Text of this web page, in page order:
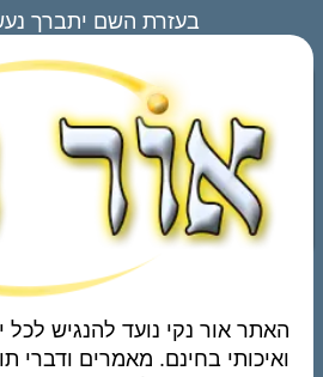
בעזרת השם יתברך
האתר אור נקי נועד להנגיש לכל
ואיכותי בחינם. מאמרים ודברי